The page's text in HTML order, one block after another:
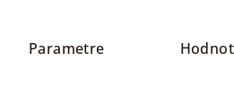
Parametre